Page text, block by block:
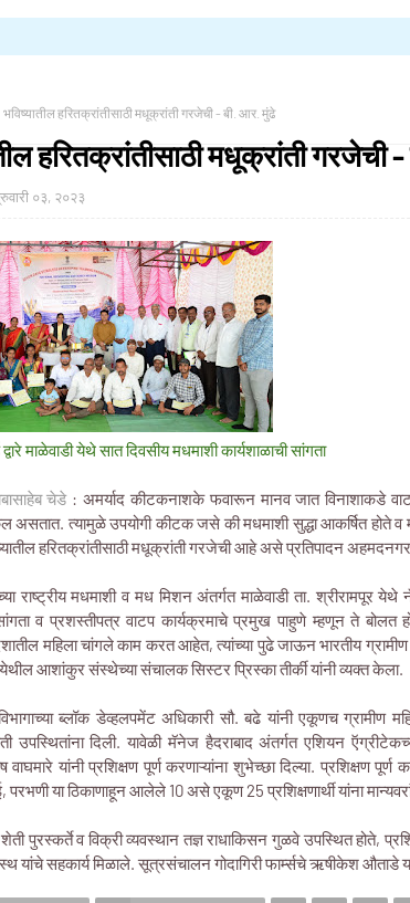
भविष्यातील हरितक्रांतीसाठी मधूक्रांती गरजेची - बी. आर. मुंढे
हरितक्रांतीसाठी मधूक्रांती गरजेची
०३, २०२३
माळेवाडी येथे सात दिवसीय मधमाशी कार्यशाळाची सांगता
चेडे: अमर्याद कीटकनाशके फवारून मानव जात विनाशाकडे
असतात. त्यामुळे उपयोगी कीटक जसे की मधमाशी सुद्धा आकर्षित होते व
हरितक्रांतीसाठी मधूक्रांती गरजेची आहे असे प्रतिपादन
राष्ट्रीय मधमाशी व मध मिशन अंतर्गत माळेवाडी ता. श्रीरामपूर
व प्रशस्तीपत्र वाटप कार्यक्रमाचे प्रमुख पाहुणे म्हणून ते
महिला चांगले काम करत आहेत, त्यांच्या पुढे जाऊन भारतीय
आशांकुर संस्थेच्या संचालक सिस्टर प्रिस्का तीर्की यांनी व्यक्त केला.
ब्लॉक डेव्हलपमेंट अधिकारी सौ. बढे यांनी एकूणच ग्रामीण
उपस्थितांना दिली. यावेळी मॅनेज हैदराबाद अंतर्गत एशियन
वाघमारे यांनी प्रशिक्षण पूर्ण करणाऱ्यांना शुभेच्छा दिल्या. प्रशिक्षण
या ठिकाणाहून आलेले 10 असे एकूण 25 प्रशिक्षणार्थी यांना
पुरस्कर्ते व विक्री व्यवस्थान तज्ञ राधाकिसन गुळवे उपस्थित होते,
यांचे सहकार्य मिळाले. सूत्रसंचालन गोदागिरी फार्म्सचे ऋषीकेश